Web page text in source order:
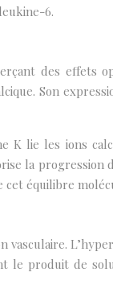
6.
des effets
Son
K lie les ions
la
cet équilibre
le produit de